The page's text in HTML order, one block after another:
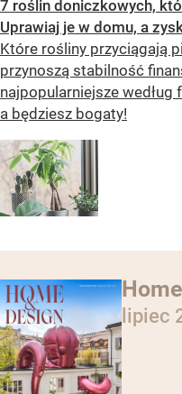
7 roślin doniczkowych,
Uprawiaj je w domu, a
Które rośliny przyciągają
przynoszą stabilność
najpopularniejsze według
a będziesz bogaty!
lipiec